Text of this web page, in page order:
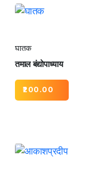
घातक
तमाल बंद्योपाध्याय
200.00